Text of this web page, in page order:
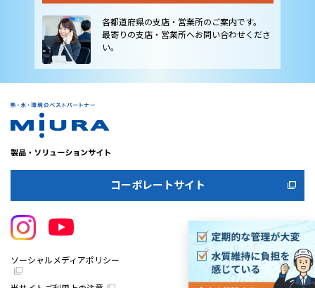
各都道府県の支店・営業所のご案内です。
最寄りの支店・営業所へお問い合わせくださ
い。
コーポレートサイト
ソーシャルメディアポリシー